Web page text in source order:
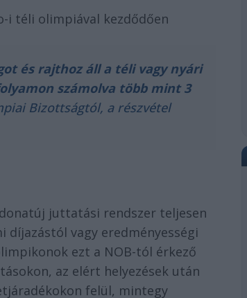
i téli olimpiával kezdődően
és rajthoz áll a téli vagy nyári
számolva több mint 3
Bizottságtól, a részvétel
juttatási rendszer teljesen
vagy eredményességi
ezt a NOB-tól érkező
az elért helyezések után
felül, mintegy